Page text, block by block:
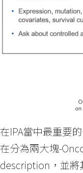
在IPA當中最重要
在分為兩大塊-
description，並將